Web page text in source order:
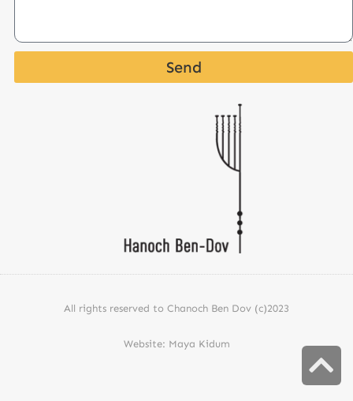
Send
All rights reserved to Chanoch Ben Dov (c)2023
Website: Maya Kidum